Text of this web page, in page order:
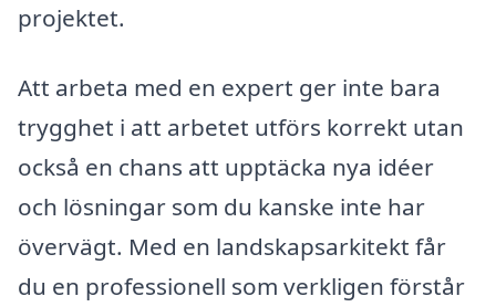
projektet.
Att arbeta med en expert ger inte bara
trygghet i att arbetet utförs korrekt utan
också en chans att upptäcka nya idéer
och lösningar som du kanske inte har
övervägt. Med en landskapsarkitekt får
du en professionell som verkligen förstår